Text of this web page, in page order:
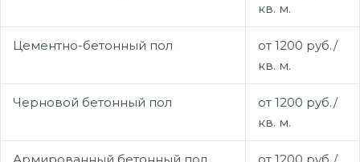
кв. м.
Цементно-бетонный пол
от 1200 руб./
кв. м.
Черновой бетонный пол
от 1200 руб./
кв. м.